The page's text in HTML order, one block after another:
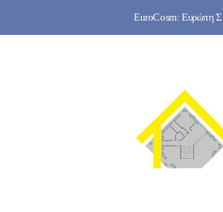
to
EuroCosm: Ευρώπη Σ.